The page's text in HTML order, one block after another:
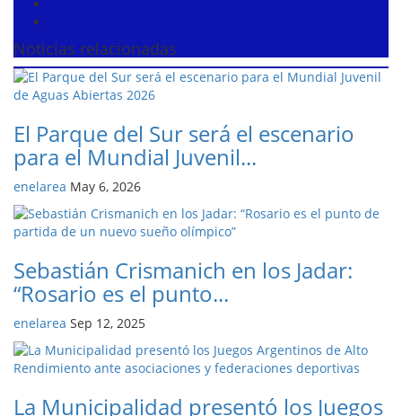
Noticias relacionadas
El Parque del Sur será el escenario
para el Mundial Juvenil...
enelarea May 6, 2026
Sebastián Crismanich en los Jadar:
“Rosario es el punto...
enelarea Sep 12, 2025
La Municipalidad presentó los Juegos